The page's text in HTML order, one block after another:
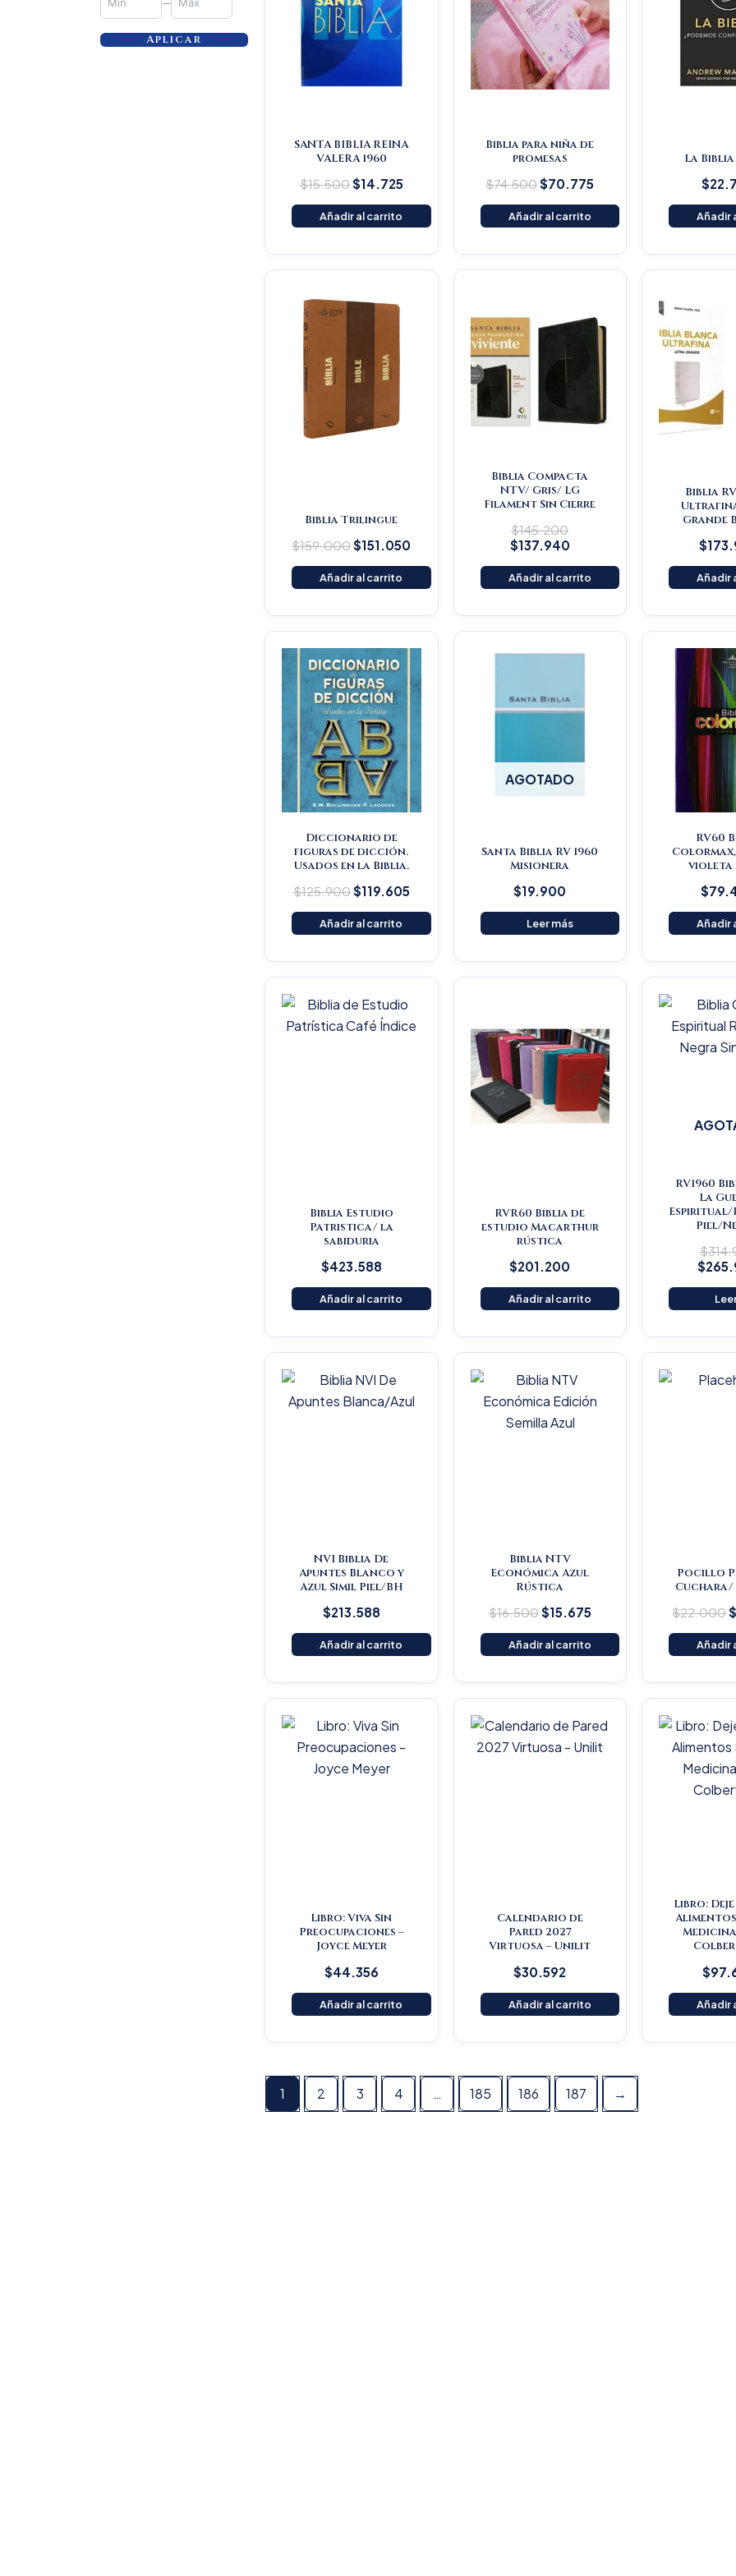
Aplicar
SANTA BIBLIA REINA
VALERA 1960
$15.500$14.725
Añadir al carrito
Biblia para niña de
promesas
$74.500$70.775
Añadir al carrito
La
$
Añadir
Biblia Trilingue
$159.000
was:
$151.050
Current
$151.050.
Añadir al carrito
Biblia Compacta
NTV/ Gris/ LG
Filament Sin Cierre
$145.200
$145.200.
$137.940
$137.940.
Añadir al carrito
Biblia
Grande
$
Añadir
Diccionario de
figuras de dicción.
Usados en la Biblia.
$125.900
price
was:
$125.900.
$119.605
Current
$119.605.
Añadir al carrito
AGOTADO
Santa Biblia RV 1960
Misionera
$19.900
Leer más
RV60
violeta
$
Añadir
Biblia Estudio
Patristica/ la
sabiduria
$423.588
Añadir al carrito
RVR60 Biblia de
estudio Macarthur
rústica
$201.200
Añadir al carrito
RV1960
La
Espiritual/
Piel/
$
$
NVI Biblia De
Apuntes Blanco y
Azul Simil Piel/BH
$213.588
Añadir al carrito
Biblia NTV
Económica Azul
Rústica
$16.500
price
$16.500.
$15.675
Current
$15.675.
Añadir al carrito
Pocillo
Cuchara/
$22.000$
Añadir
Libro: Viva Sin
Preocupaciones –
Joyce Meyer
$44.356
Añadir al carrito
Calendario de
Pared 2027
Virtuosa – Unilit
$30.592
Añadir al carrito
Libro:
Alimentos
$
Añadir
1 2 3 4 … 185 186 187 →